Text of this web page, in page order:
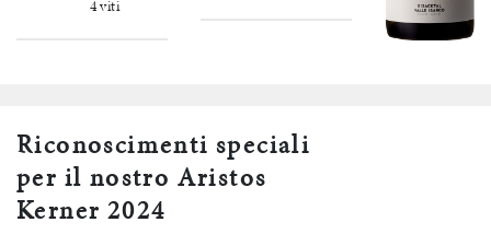
4 viti
Riconoscimenti speciali
per il nostro Aristos
Kerner 2024